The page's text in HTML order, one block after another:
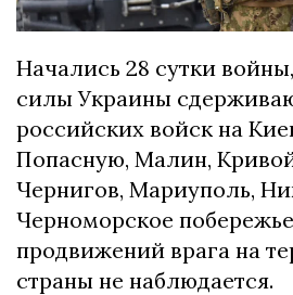
Начались 28 сутки
силы Украины
российских войск на
Попасную, Малин,
Чернигов, Мариуполь,
Черноморское
продвижений врага на
страны не наблюдается.